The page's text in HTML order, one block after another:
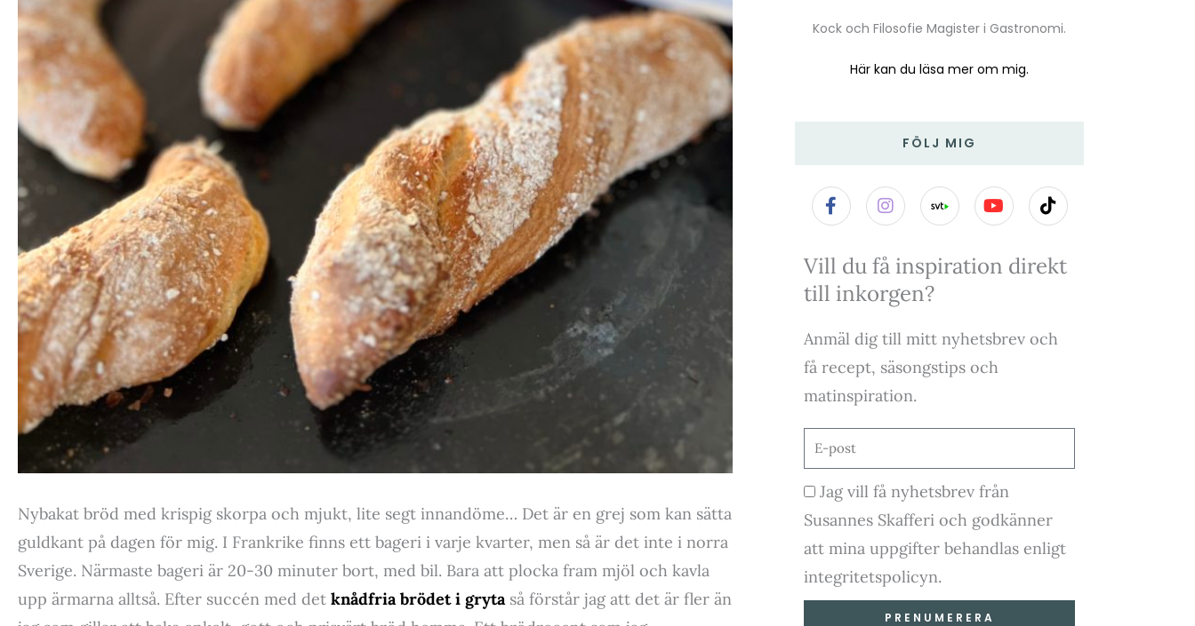
Nybakat bröd med krispig skorpa och mjukt, lite segt innandöme… Det är en grej som kan sätta
guldkant på dagen för mig. I Frankrike finns ett bageri i varje kvarter, men så är det inte i norra
Sverige. Närmaste bageri är 20-30 minuter bort, med bil. Bara att plocka fram mjöl och kavla
upp ärmarna alltså. Efter succén med det knådfria brödet i gryta så förstår jag att det är fler än
Kock och Filosofie Magister i Gastronomi.
Här kan du läsa mer om mig.
FÖLJ MIG
F
a
c
b
o
o
-
I
n
s
a
r
m
Y
o
u
u
T
i
k
o
Vill du få inspiration direkt
till inkorgen?
Anmäl dig till mitt nyhetsbrev och
få recept, säsongstips och
matinspiration.
E-
post
Godkännande
Jag vill få nyhetsbrev från
Susannes Skafferi och godkänner
att mina uppgifter behandlas enligt
integritetspolicyn.
PRENUMERERA